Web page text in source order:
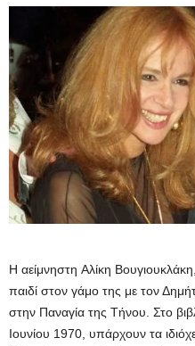
Η αείμνηστη Αλίκη
παιδί στον γάμο της με τον
στην Παναγία της Τήνου. Στο
Ιουνίου 1970, υπάρχουν τα